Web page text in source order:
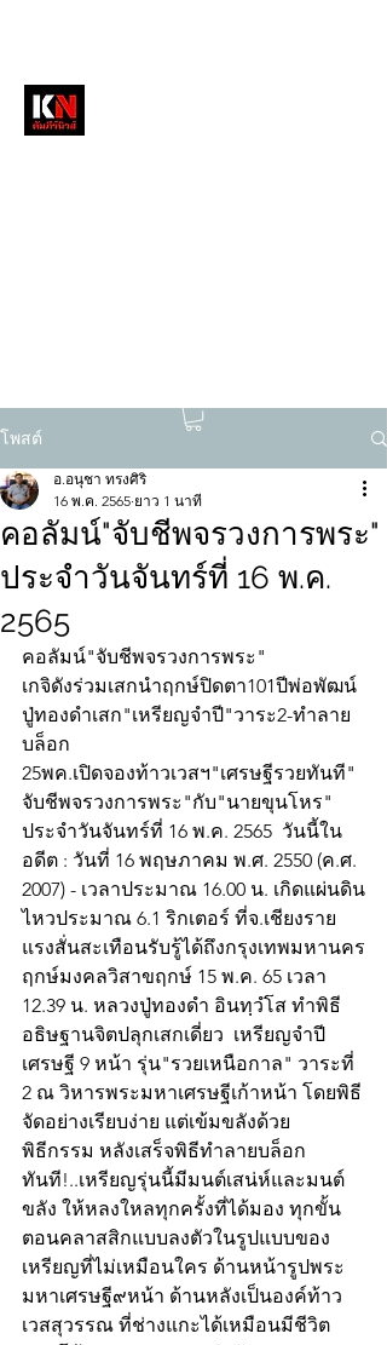
โพสต์
คอลัมน์"จับชีพจรวงการพระ"
ประจำวันจันทร์ที่ 16 พ.ค.
2565
อ.อนุชา ทรงศิริ
16 พ.ค. 2565 ยาว 1 นาที
คอลัมน์"จับชีพจรวงการพระ"
เกจิดังร่วมเสกนำฤกษ์ปิดตา101ปีพ่อพัฒน์
ปู่ทองดำเสก"เหรียญจำปี"วาระ2-ทำลาย
บล็อก
25พค.เปิดจองท้าวเวสฯ"เศรษฐีรวยทันที"
จับชีพจรวงการพระ"กับ"นายขุนโหร"
ประจำวันจันทร์ที่ 16 พ.ค. 2565  วันนี้ใน
อดีต : วันที่ 16 พฤษภาคม พ.ศ. 2550 (ค.ศ.
2007) - เวลาประมาณ 16.00 น. เกิดแผ่นดิน
ไหวประมาณ 6.1 ริกเตอร์ ที่จ.เชียงราย
แรงสั่นสะเทือนรับรู้ได้ถึงกรุงเทพมหานคร
ฤกษ์มงคลวิสาขฤกษ์ 15 พ.ค. 65 เวลา
12.39 น. หลวงปู่ทองดำ อินทฺวํโส ทำพิธี
อธิษฐานจิตปลุกเสกเดี่ยว  เหรียญจำปี
เศรษฐี 9 หน้า รุ่น"รวยเหนือกาล" วาระที่
2 ณ วิหารพระมหาเศรษฐีเก้าหน้า โดยพิธี
จัดอย่างเรียบง่าย แต่เข้มขลังด้วย
พิธีกรรม หลังเสร็จพิธีทำลายบล็อก
ทันที!..เหรียญรุ่นนี้มีมนต์เสน่ห์และมนต์
ขลัง ให้หลงใหลทุกครั้งที่ได้มอง ทุกขั้น
ตอนคลาสสิกแบบลงตัวในรูปแบบของ
เหรียญที่ไม่เหมือนใคร ด้านหน้ารูปพระ
มหาเศรษฐี๙หน้า ด้านหลังเป็นองค์ท้าว
เวสสุวรรณ ที่ช่างแกะได้เหมือนมีชีวิต